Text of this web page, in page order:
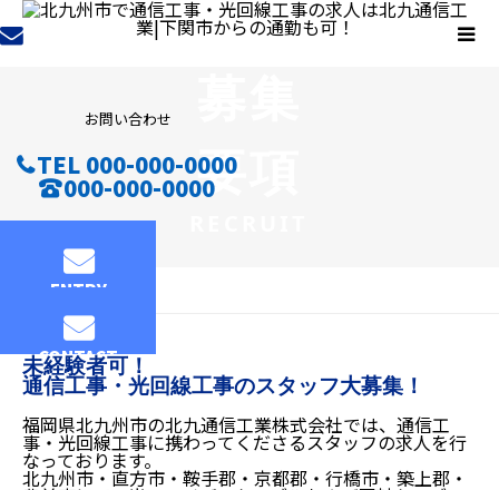
お問い合わせ
TEL 000-000-0000
000-000-0000
ENTRY
CONTACT
要項
募集要項
採用情報
未経験者可！
通信工事・光回線工事のスタッフ大募集！
福岡県北九州市の北九通信工業株式会社では、通信工
事・光回線工事に携わってくださるスタッフの求人を行
なっております。
北九州市・直方市・鞍手郡・京都郡・行橋市・築上郡・